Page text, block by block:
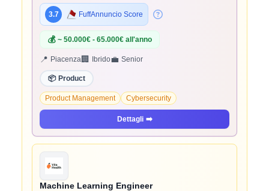
3.7 FuffAnnuncio Score
💰 ~ 50.000€ - 65.000€ all'anno
📍 Piacenza🏢 Ibrido💼 Senior
📦 Product
Product Management Cybersecurity
Dettagli ➡️
Machine Learning Engineer